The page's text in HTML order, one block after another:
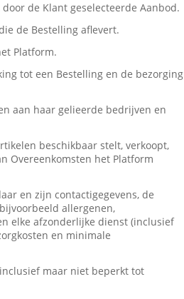
de Klant geselecteerde Aanbod.
de Bestelling aflevert.
Platform.
tot een Bestelling en de bezorging
aan haar gelieerde bedrijven en
beschikbaar stelt, verkoopt,
Overeenkomsten het Platform
en zijn contactigegevens, de
allergenen,
elke afzonderlijke dienst (inclusief
en minimale
maar niet beperkt tot